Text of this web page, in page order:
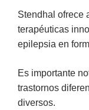
Stendhal ofrece
terapéuticas
epilepsia en
Es importante
trastornos
diversos.